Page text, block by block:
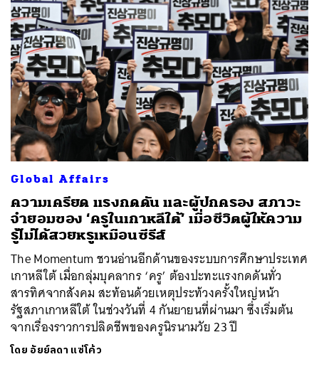
Global Affairs
ความเครียด แรงกดดัน และผู้ปกครอง สภาวะ
จำยอมของ ‘ครูในเกาหลีใต้’ เมื่อชีวิตผู้ให้ความ
รู้ไม่ได้สวยหรูเหมือนซีรีส์
The Momentum ชวนอ่านอีกด้านของระบบการศึกษาประเทศ
เกาหลีใต้ เมื่อกลุ่มบุคลากร ‘ครู’ ต้องปะทะแรงกดดันทั่ว
สารทิศจากสังคม สะท้อนด้วยเหตุประท้วงครั้งใหญ่หน้า
รัฐสภาเกาหลีใต้ ในช่วงวันที่ 4 กันยายนที่ผ่านมา ซึ่งเริ่มต้น
จากเรื่องราวการปลิดชีพของครูนิรนามวัย 23 ปี
โดย อัยย์ลดา แซ่โค้ว